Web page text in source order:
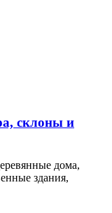
склоны и
дома,
здания,